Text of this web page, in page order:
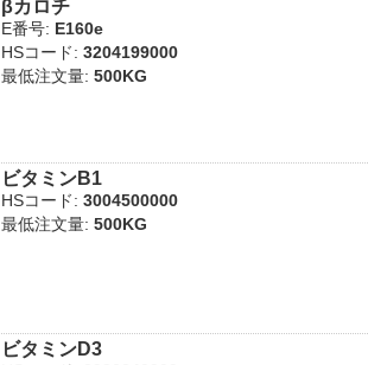
βカロチ
E番号: E160e
HSコード:3204199000
最低注文量:500KG
ビタミンB1
HSコード:3004500000
最低注文量:500KG
ビタミンD3